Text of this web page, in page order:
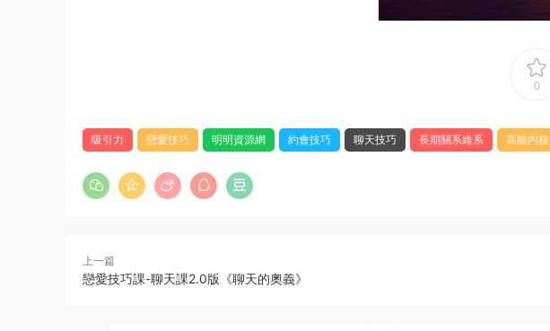
0
吸引力 戀愛技巧 明明資源網 約會技巧 聊天技巧 長期關系維系 高能内核
上一篇
戀愛技巧課-聊天課2.0版《聊天的奧義》